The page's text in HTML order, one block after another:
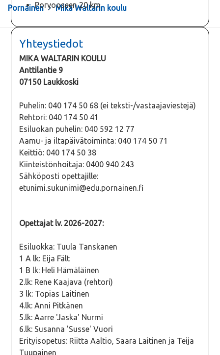
Pornainen> Mika Waltarin koulu
Porvooseen 20 km
Yhteystiedot
MIKA WALTARIN KOULU
Anttilantie 9
07150 Laukkoski
Puhelin: 040 174 50 68 (ei teksti-/vastaajaviestejä)
Rehtori: 040 174 50 41
Esiluokan puhelin: 040 592 12 77
Aamu- ja iltapäivätoiminta: 040 174 50 71
Keittiö: 040 174 50 38
Kiinteistönhoitaja: 0400 940 243
Sähköposti opettajille:
etunimi.sukunimi@edu.pornainen.fi
Opettajat lv. 2026-2027:
Esiluokka: Tuula Tanskanen
1 A lk: Eija Fält
1 B lk: Heli Hämäläinen
2.lk: Rene Kaajava (rehtori)
3 lk: Topias Laitinen
4.lk: Anni Pitkänen
5.lk: Aarre 'Jaska' Nurmi
6.lk: Susanna 'Susse' Vuori
Erityisopetus: Riitta Aaltio, Saara Laitinen ja Teija
Tuupainen